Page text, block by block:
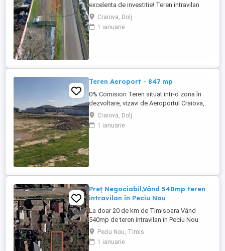
excelenta de investitie! Teren intravilan
1.376 mp, rezultand un pret per mp de 95
euro, intr-o zona in expansiune, cu toate
utilitatile si acces din drum asfaltat. Ideal
Craiova, Dolj
1 ianuarie
Teren Aeroport - 847 mp
0% Comision Teren situat intr-o zona în
dezvoltare, vizavi de Aeroportul Craiova,
cu acces facil. Potrivit pentru investiție.
Certificatul de urbanism este în curs de
obținere. Preț competitiv. Pentru mai multe
Craiova, Dolj
1 ianuarie
Preț Negociabil,Vând 540mp teren
intravilan în Peciu Nou
La doar 20 de km de Timisoara Vând
540mp de teren intravilan în Peciu Nou
14.365 m front stradal Acces la utilitati
Pentru detalii contactați nr de telefon E o
ultima parcela de pe o strada inchisa, fara
Peciu Nou, Timis
1 ianuarie